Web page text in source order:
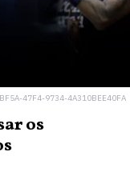
47F4-9734-4A310BEE40FA
os